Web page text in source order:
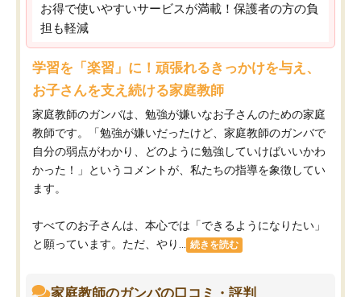
お得で使いやすいサービスが満載！保護者の方の負
担も軽減
学習を「楽習」に！頑張れるきっかけを与え、
お子さんを支え続ける家庭教師
家庭教師のガンバは、勉強が嫌いなお子さんのための家庭
教師です。「勉強が嫌いだったけど、家庭教師のガンバで
自分の弱点がわかり、どのように勉強していけばいいかわ
かった！」というコメントが、私たちの指導を象徴してい
ます。
すべてのお子さんは、本心では「できるようになりたい」
と願っています。ただ、やり...
続きを読む
家庭教師のガンバの口コミ・評判